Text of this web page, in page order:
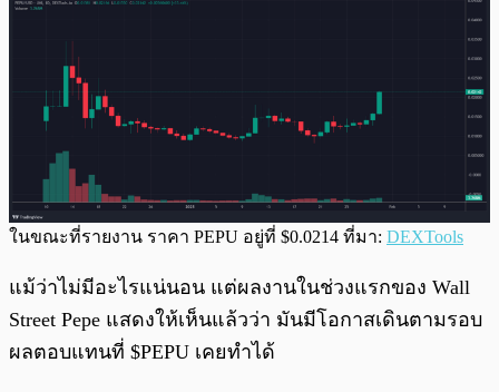
ในขณะที่รายงาน ราคา PEPU อยู่ที่ $0.0214 ที่มา: DEXTools
แม้ว่าไม่มีอะไรแน่นอน แต่ผลงานในช่วงแรกของ Wall
Street Pepe แสดงให้เห็นแล้วว่า มันมีโอกาสเดินตามรอบ
ผลตอบแทนที่ $PEPU เคยทำได้